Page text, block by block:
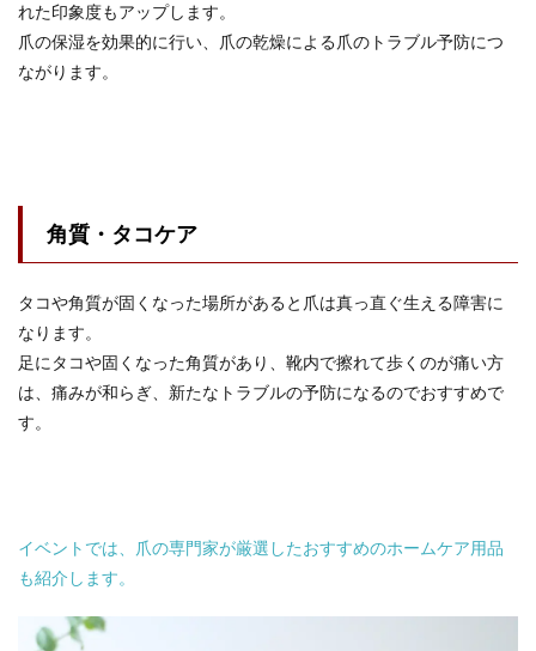
れた印象度もアップします。
爪の保湿を効果的に行い、爪の乾燥による爪のトラブル予防につ
ながります。
角質・タコケア
タコや角質が固くなった場所があると爪は真っ直ぐ生える障害に
なります。
足にタコや固くなった角質があり、靴内で擦れて歩くのが痛い方
は、痛みが和らぎ、新たなトラブルの予防になるのでおすすめで
す。
イベントでは、爪の専門家が厳選したおすすめのホームケア用品
も紹介します。